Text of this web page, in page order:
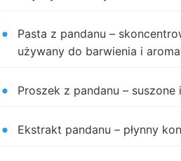
Pasta z pandanu –
używany do barwienia i
Proszek z pandanu –
Ekstrakt pandanu – płynny